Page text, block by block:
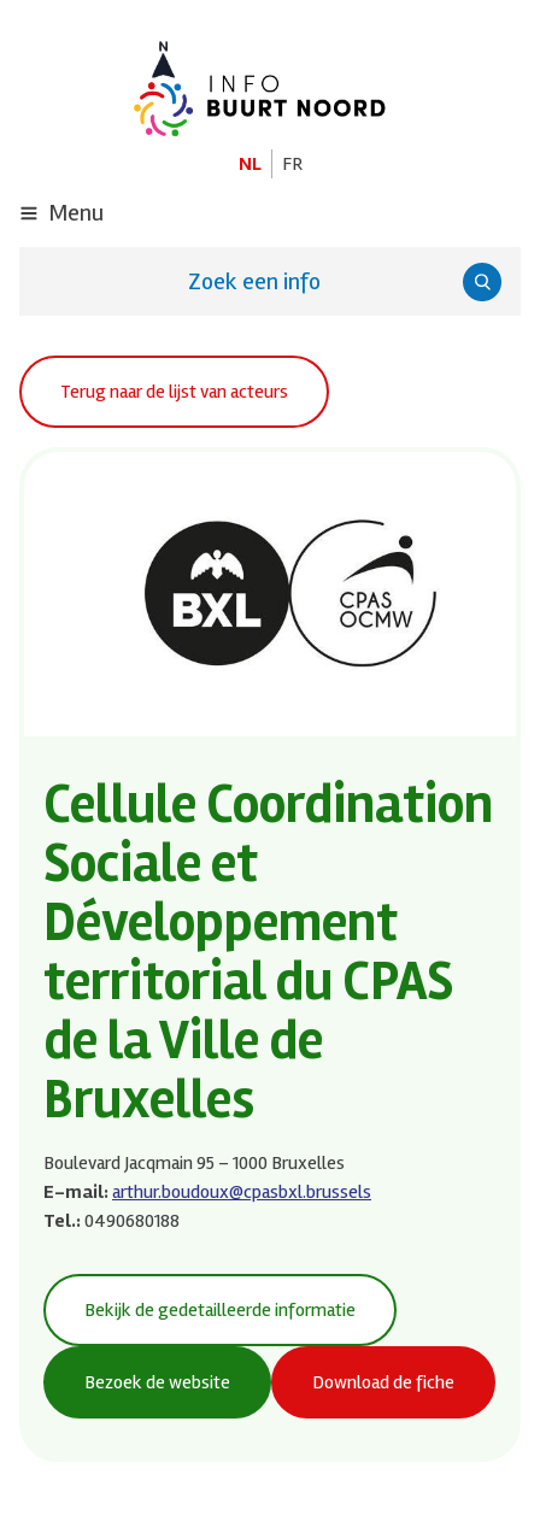
NL FR
Menu
Zoek een info
Terug naar de lijst van acteurs
Cellule Coordination
Sociale et
Développement
territorial du CPAS
de la Ville de
Bruxelles
Boulevard Jacqmain 95 – 1000 Bruxelles
E-mail: arthur.boudoux@cpasbxl.brussels
Tel.: 0490680188
Bekijk de gedetailleerde informatie
Bezoek de website Download de fiche